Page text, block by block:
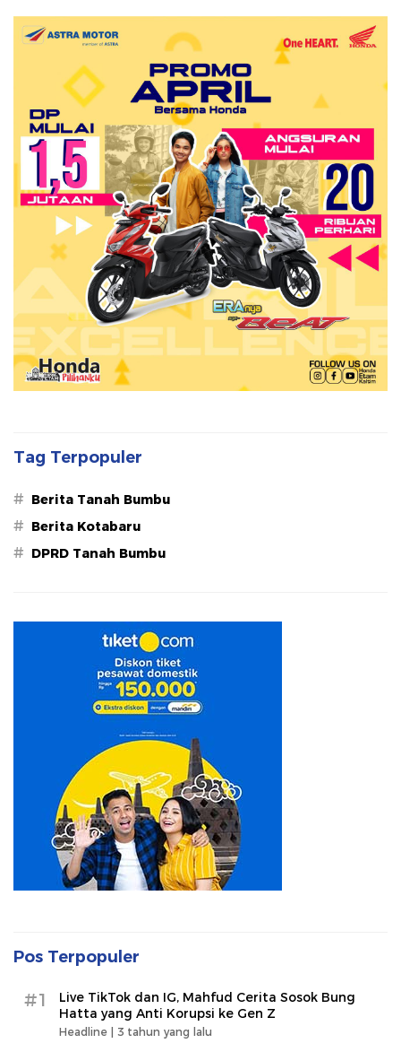
Tag Terpopuler
# Berita Tanah Bumbu
# Berita Kotabaru
# DPRD Tanah Bumbu
Pos Terpopuler
#1
Live TikTok dan IG, Mahfud Cerita Sosok Bung
Hatta yang Anti Korupsi ke Gen Z
Headline | 3 tahun yang lalu